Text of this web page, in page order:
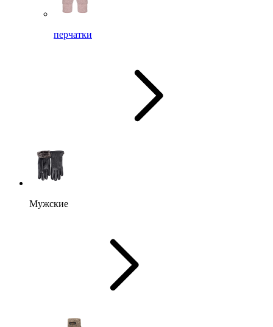
перчатки
Мужские